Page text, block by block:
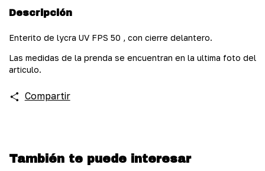
Descripción
Enterito de lycra UV FPS 50 , con cierre delantero.
Las medidas de la prenda se encuentran en la ultima foto del
articulo.
Compartir
También te puede interesar